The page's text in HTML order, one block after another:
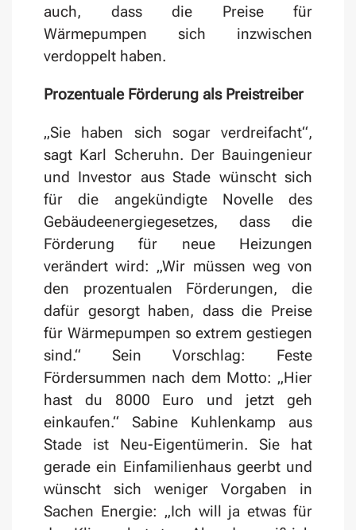
auch, dass die Preise für
Wärmepumpen sich inzwischen
verdoppelt haben.
Prozentuale Förderung als Preistreiber
„Sie haben sich sogar verdreifacht“,
sagt Karl Scheruhn. Der Bauingenieur
und Investor aus Stade wünscht sich
für die angekündigte Novelle des
Gebäudeenergiegesetzes, dass die
Förderung für neue Heizungen
verändert wird: „Wir müssen weg von
den prozentualen Förderungen, die
dafür gesorgt haben, dass die Preise
für Wärmepumpen so extrem gestiegen
sind.“ Sein Vorschlag: Feste
Fördersummen nach dem Motto: „Hier
hast du 8000 Euro und jetzt geh
einkaufen.“ Sabine Kuhlenkamp aus
Stade ist Neu-Eigentümerin. Sie hat
gerade ein Einfamilienhaus geerbt und
wünscht sich weniger Vorgaben in
Sachen Energie: „Ich will ja etwas für